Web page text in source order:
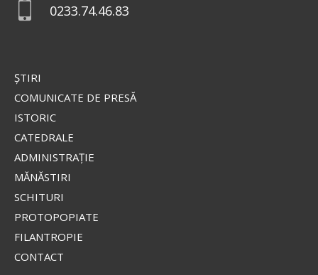
0233.74.46.83
ŞTIRI
COMUNICATE DE PRESĂ
ISTORIC
CATEDRALE
ADMINISTRAŢIE
MĂNĂSTIRI
SCHITURI
PROTOPOPIATE
FILANTROPIE
CONTACT